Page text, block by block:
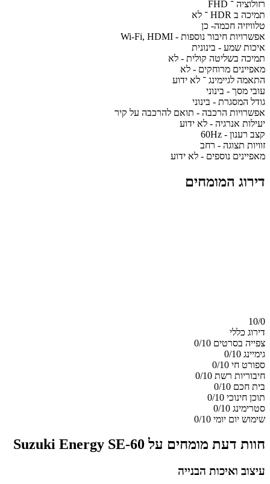
רזולוציה ־ FHD
תמיכה ב HDR ־ לא
טלוויזיה חכמה- כן
אפשרויות חיבור נוספות - Wi-Fi, HDMI
איכות שמע - בינונית
תמיכה בשליטה קולית - לא
מאפיינים מרוחקים - לא
התאמה לגיימינג ־ לא ידוע
עובי מסך - בינוני
גודל המסגרת - בינוני
אפשרויות הרכבה - תואם להרכבה על קיר
יעילות אנרגיה - לא ידוע
קצב רענון - 60Hz
זוויות תצוגה - רחב
מאפיינים נוספים - לא ידוע
דירוג המומחים
10/0
דירוג כללי
צפייה בסרטים 0/10
גימיינג 0/10
ספורט חי 0/10
חיבוריות רשת 0/10
בית חכם 0/10
תוכן חינוכי 0/10
סטרימינג 0/10
שימוש יום יומי 0/10
חוות דעת מומחים על Suzuki Energy SE-60
עיצוב ואיכות הבנייה